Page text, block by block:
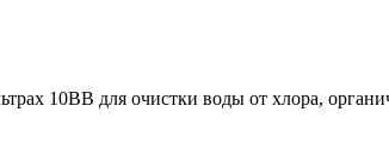
10ВВ для очистки воды от хлора,